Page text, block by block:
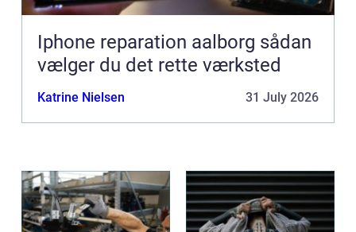
Iphone reparation aalborg sådan
vælger du det rette værksted
Katrine Nielsen 31 July 2026